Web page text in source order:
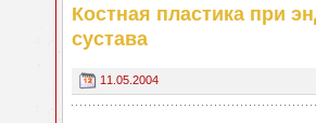
Костная пластика при
сустава
11.05.2004